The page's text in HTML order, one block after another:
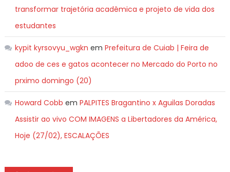
transformar trajetória acadêmica e projeto de vida dos
estudantes
kypit kyrsovyu_wgkn em Prefeitura de Cuiab | Feira de
adoo de ces e gatos acontecer no Mercado do Porto no
prximo domingo (20)
Howard Cobb em PALPITES Bragantino x Aguilas Doradas
Assistir ao vivo COM IMAGENS a Libertadores da América,
Hoje (27/02), ESCALAÇÕES